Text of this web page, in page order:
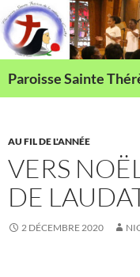
Aller
au
contenu
AU FIL DE L'ANNÉE
VERS
DE
2 DÉCEMBRE 2020